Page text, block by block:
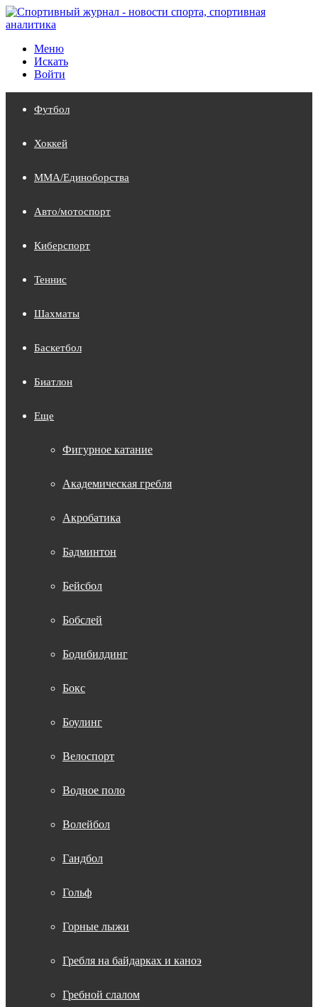
Меню
Искать
Войти
Футбол
Хоккей
MMA/Единоборства
Авто/мотоспорт
Киберспорт
Теннис
Шахматы
Баскетбол
Биатлон
Еще
Фигурное катание
Академическая гребля
Акробатика
Бадминтон
Бейсбол
Бобслей
Бодибилдинг
Бокс
Боулинг
Велоспорт
Водное поло
Волейбол
Гандбол
Гольф
Горные лыжи
Гребля на байдарках и каноэ
Гребной слалом